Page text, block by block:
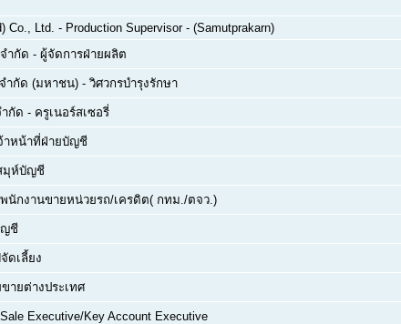
Co., Ltd. - Production Supervisor - (Samutprakarn)
ำกัด - ผู้จัดการฝ่ายผลิต
ำกัด (มหาชน) - วิศวกรบำรุงรักษา
กัด - ครูเนอร์สเซอรี่
าหน้าที่ฝ่ายบัญชี
มุห์บัญชี
พนักงานขายหน่วยรถ/เครดิต( กทม./ตจว.)
ญชี
ดเลี้ยง
ายต่างประเทศ
Sale Executive/Key Account Executive